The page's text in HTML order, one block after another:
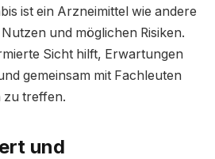
ist ein Arzneimittel wie andere
und möglichen Risiken.
Sicht hilft, Erwartungen
gemeinsam mit Fachleuten
zu treffen.
und